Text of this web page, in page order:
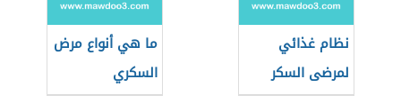
نظام غذائي
لمرضى السكر
ما هي أنواع مرض
السكري